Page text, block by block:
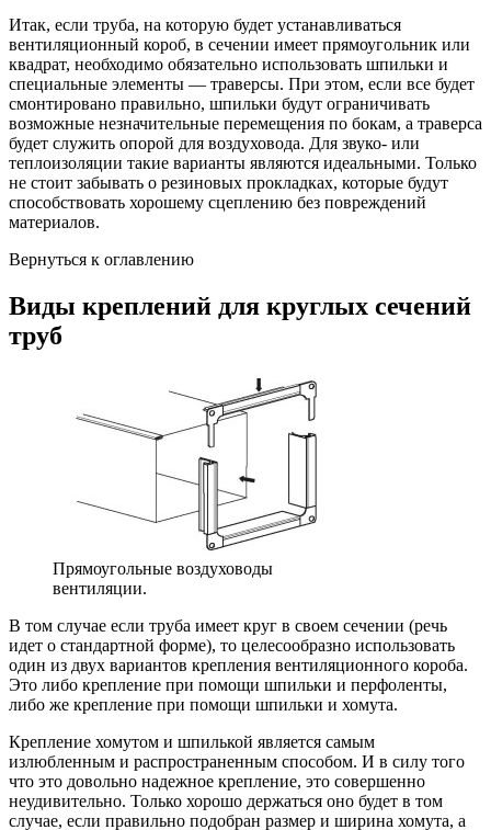
Итак, если труба, на которую будет устанавливаться
вентиляционный короб, в сечении имеет прямоугольник или
квадрат, необходимо обязательно использовать шпильки и
специальные элементы — траверсы. При этом, если все будет
смонтировано правильно, шпильки будут ограничивать
возможные незначительные перемещения по бокам, а траверса
будет служить опорой для воздуховода. Для звуко- или
теплоизоляции такие варианты являются идеальными. Только
не стоит забывать о резиновых прокладках, которые будут
способствовать хорошему сцеплению без повреждений
материалов.
Вернуться к оглавлению
Виды креплений для круглых сечений
труб
Прямоугольные воздуховоды
вентиляции.
В том случае если труба имеет круг в своем сечении (речь
идет о стандартной форме), то целесообразно использовать
один из двух вариантов крепления вентиляционного короба.
Это либо крепление при помощи шпильки и перфоленты,
либо же крепление при помощи шпильки и хомута.
Крепление хомутом и шпилькой является самым
излюбленным и распространенным способом. И в силу того
что это довольно надежное крепление, это совершенно
неудивительно. Только хорошо держаться оно будет в том
случае, если правильно подобран размер и ширина хомута, а